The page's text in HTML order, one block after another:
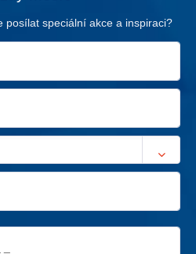
posílat speciální akce a inspiraci?